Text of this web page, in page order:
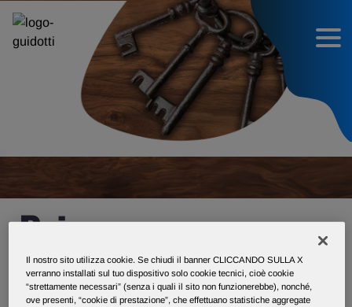
Privacy
Privacy Policy sull’utilizzo del sito
Il nostro sito utilizza cookie. Se chiudi il banner CLICCANDO SULLA X
verranno installati sul tuo dispositivo solo cookie tecnici, cioè cookie
“strettamente necessari” (senza i quali il sito non funzionerebbe), nonché,
ove presenti, “cookie di prestazione”, che effettuano statistiche aggregate